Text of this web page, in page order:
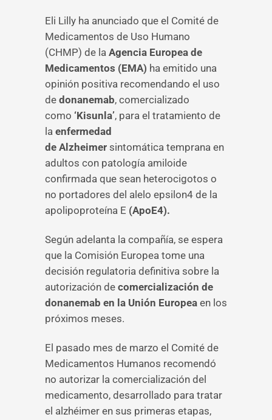
Eli Lilly ha anunciado que el Comité de
Medicamentos de Uso Humano
(CHMP) de la Agencia Europea de
Medicamentos (EMA) ha emitido una
opinión positiva recomendando el uso
de donanemab, comercializado
como ‘Kisunla’, para el tratamiento de
la enfermedad
de Alzheimer sintomática temprana en
adultos con patología amiloide
confirmada que sean heterocigotos o
no portadores del alelo epsilon4 de la
apolipoproteína E (ApoE4).
Según adelanta la compañía, se espera
que la Comisión Europea tome una
decisión regulatoria definitiva sobre la
autorización de comercialización de
donanemab en la Unión Europea en los
próximos meses.
El pasado mes de marzo el Comité de
Medicamentos Humanos recomendó
no autorizar la comercialización del
medicamento, desarrollado para tratar
el alzhéimer en sus primeras etapas,